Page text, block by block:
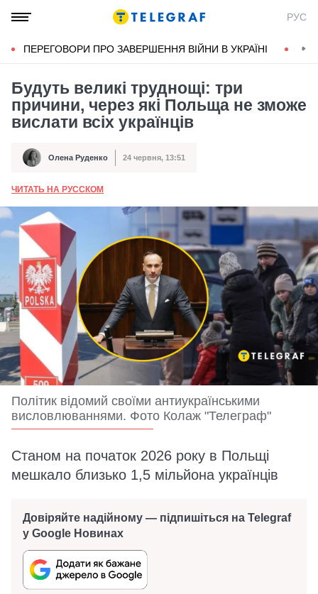
РУС
ПЕРЕГОВОРИ ПРО ЗАВЕРШЕННЯ ВІЙНИ В УКРАЇНІ
Будуть великі труднощі: три
причини, через які Польща не зможе
вислати всіх українців
Автор Олена Руденко
Дата публікації 24 червня, 13:51
ЧИТАТЬ НА РУССКОМ
Політик відомий своїми антиукраїнськими
висловлюваннями. Фото Колаж "Телеграф"
Станом на початок 2026 року в Польщі
мешкало близько 1,5 мільйона українців
Довіряйте надійному — підпишіться на Telegraf
у Google Новинах